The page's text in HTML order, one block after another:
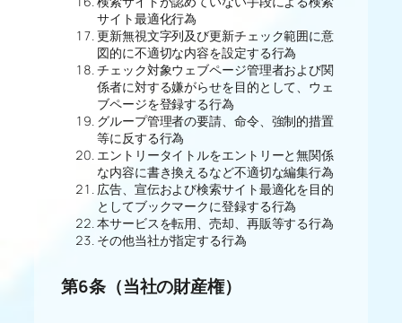
サイト最適化行為
更新無視文字列及び更新チェック範囲に意
図的に不適切な内容を設定する行為
チェック対象ウェブページ管理者および関
係者に対する嫌がらせを目的として、ウェ
ブページを登録する行為
グループ管理者の要請、命令、強制的措置
等に反する行為
エントリータイトルをエントリーと無関係
な内容に書き換えるなど不適切な編集行為
広告、宣伝および検索サイト最適化を目的
としてブックマークに登録する行為
本サービスを転用、売却、再販等する行為
その他当社が指定する行為
第6条（当社の財産権）